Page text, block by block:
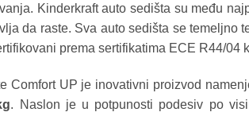
Kinderkraft auto sedišta su među
da raste. Sva auto sedišta se temeljno
prema sertifikatima ECE R44/04
Comfort UP je inovativni proizvod
. Naslon je u potpunosti podesiv po